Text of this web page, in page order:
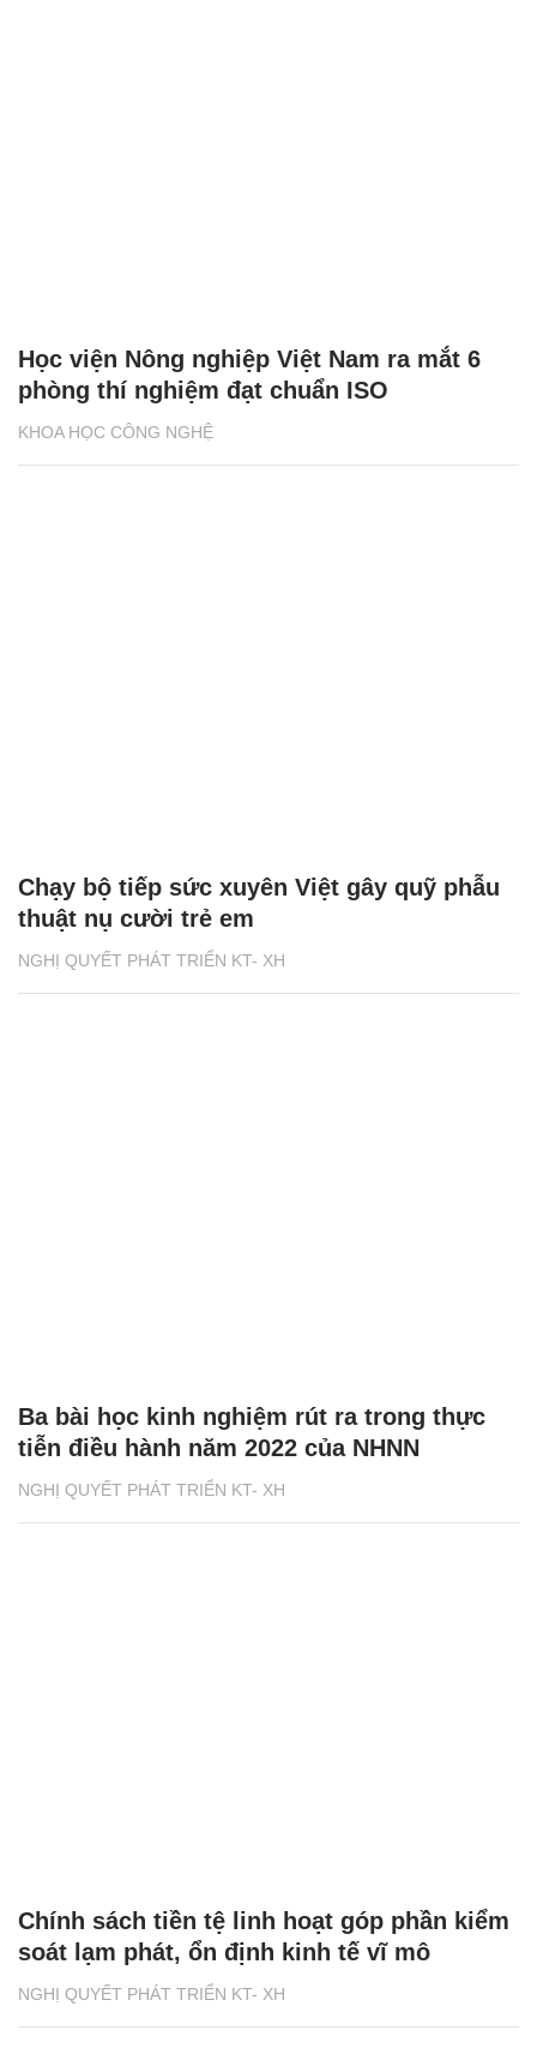
KHOA HỌC CÔNG NGHỆ
Học viện Nông nghiệp Việt Nam ra mắt 6
phòng thí nghiệm đạt chuẩn ISO
NGHỊ QUYẾT PHÁT TRIỂN KT- XH
Chạy bộ tiếp sức xuyên Việt gây quỹ phẫu
thuật nụ cười trẻ em
NGHỊ QUYẾT PHÁT TRIỂN KT- XH
Ba bài học kinh nghiệm rút ra trong thực
tiễn điều hành năm 2022 của NHNN
NGHỊ QUYẾT PHÁT TRIỂN KT- XH
Chính sách tiền tệ linh hoạt góp phần kiểm
soát lạm phát, ổn định kinh tế vĩ mô